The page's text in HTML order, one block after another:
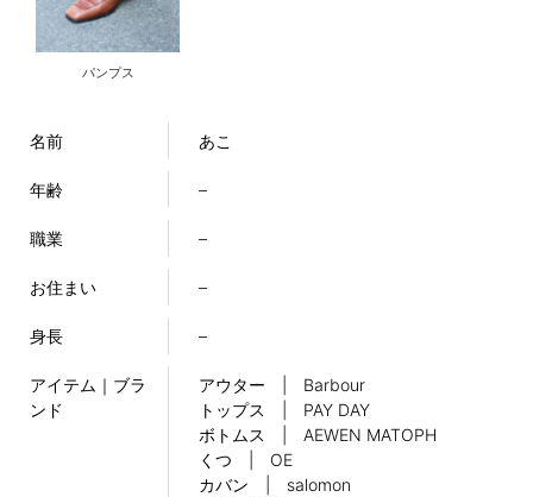
パンプス
名前 あこ
年齢 –
職業 –
お住まい –
身長 –
アイテム｜ブラ
ンド
アウター | Barbour
トップス | PAY DAY
ボトムス | AEWEN MATOPH
くつ | OE
カバン | salomon